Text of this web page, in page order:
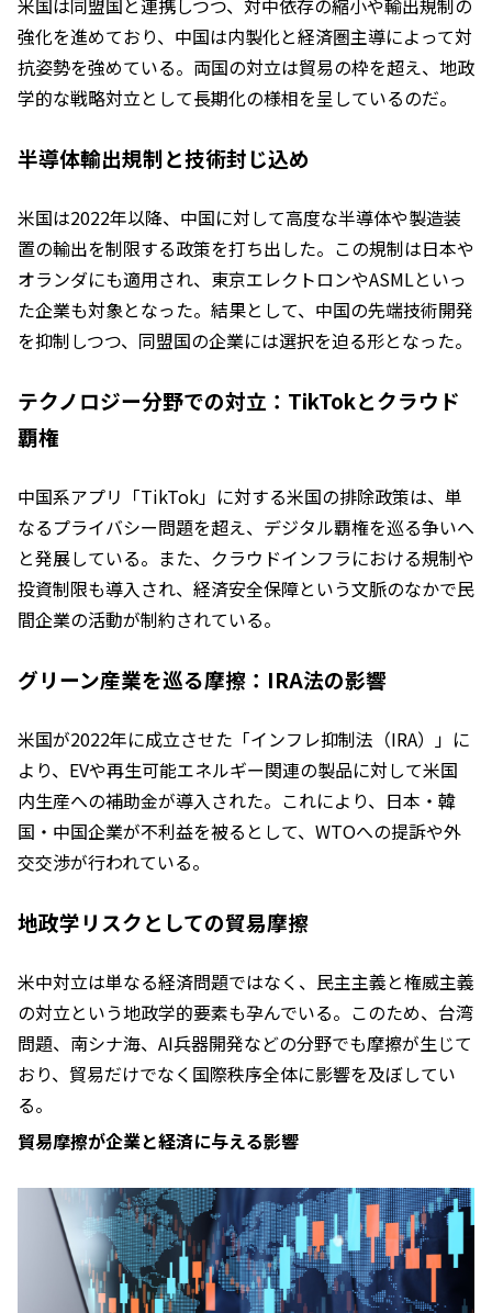
米国は同盟国と連携しつつ、対中依存の縮小や輸出規制の
強化を進めており、中国は内製化と経済圏主導によって対
抗姿勢を強めている。両国の対立は貿易の枠を超え、地政
学的な戦略対立として長期化の様相を呈しているのだ。
半導体輸出規制と技術封じ込め
米国は2022年以降、中国に対して高度な半導体や製造装
置の輸出を制限する政策を打ち出した。この規制は日本や
オランダにも適用され、東京エレクトロンやASMLといっ
た企業も対象となった。結果として、中国の先端技術開発
を抑制しつつ、同盟国の企業には選択を迫る形となった。
テクノロジー分野での対立：TikTokとクラウド
覇権
中国系アプリ「TikTok」に対する米国の排除政策は、単
なるプライバシー問題を超え、デジタル覇権を巡る争いへ
と発展している。また、クラウドインフラにおける規制や
投資制限も導入され、経済安全保障という文脈のなかで民
間企業の活動が制約されている。
グリーン産業を巡る摩擦：IRA法の影響
米国が2022年に成立させた「インフレ抑制法（IRA）」に
より、EVや再生可能エネルギー関連の製品に対して米国
内生産への補助金が導入された。これにより、日本・韓
国・中国企業が不利益を被るとして、WTOへの提訴や外
交交渉が行われている。
地政学リスクとしての貿易摩擦
米中対立は単なる経済問題ではなく、民主主義と権威主義
の対立という地政学的要素も孕んでいる。このため、台湾
問題、南シナ海、AI兵器開発などの分野でも摩擦が生じて
おり、貿易だけでなく国際秩序全体に影響を及ぼしてい
る。
貿易摩擦が企業と経済に与える影響